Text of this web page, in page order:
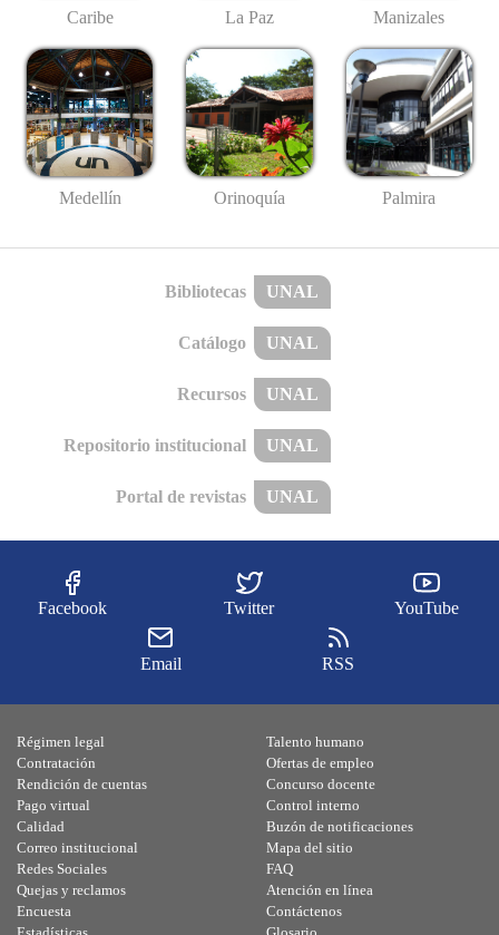
Caribe La Paz Manizales
Medellín Orinoquía Palmira
Bibliotecas UNAL
Catálogo UNAL
Recursos UNAL
Repositorio institucional UNAL
Portal de revistas UNAL
Facebook Twitter YouTube
Email RSS
Régimen legal
Contratación
Rendición de cuentas
Pago virtual
Calidad
Talento humano
Ofertas de empleo
Concurso docente
Control interno
Buzón de notificaciones
Correo institucional
Redes Sociales
Quejas y reclamos
Encuesta
Mapa del sitio
FAQ
Atención en línea
Contáctenos